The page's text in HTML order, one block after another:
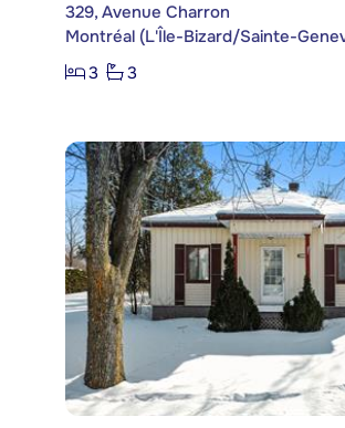
329, Avenue Charron
Montréal (L'Île-Bizard/Sainte-
3
3